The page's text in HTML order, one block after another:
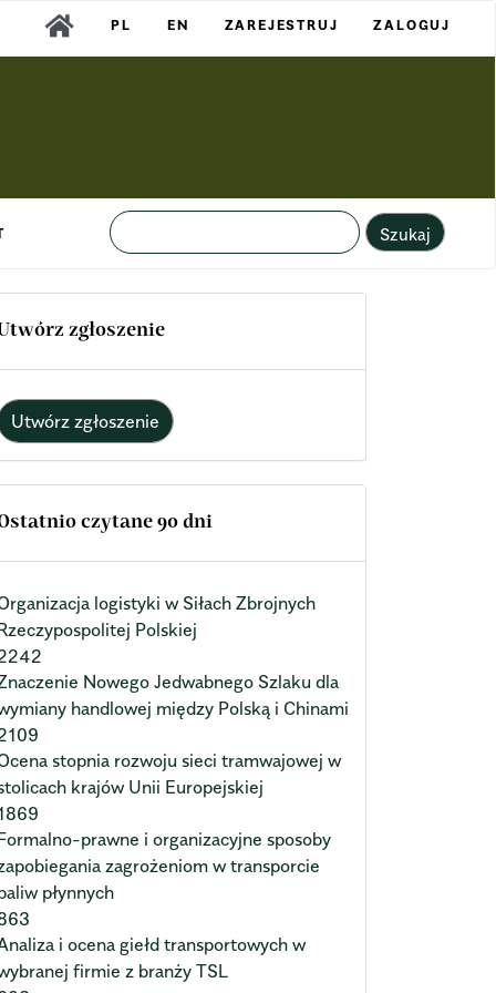
PL EN ZAREJESTRUJ ZALOGUJ
Szukaj
zgłoszenie
Utwórz zgłoszenie
czytane 90 dni
logistyki w Siłach Zbrojnych
Polskiej
Nowego Jedwabnego Szlaku dla
handlowej między Polską i Chinami
stopnia rozwoju sieci tramwajowej w
krajów Unii Europejskiej
prawne i organizacyjne sposoby
zagrożeniom w transporcie
płynnych
i ocena giełd transportowych w
firmie z branży TSL